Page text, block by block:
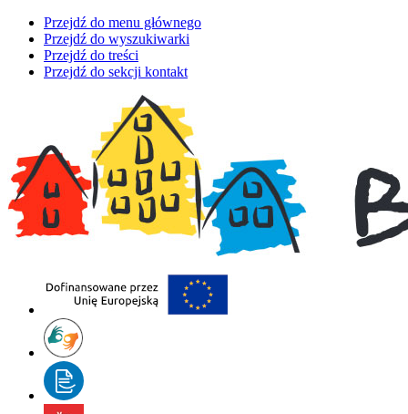
Przejdź do menu głównego
Przejdź do wyszukiwarki
Przejdź do treści
Przejdź do sekcji kontakt